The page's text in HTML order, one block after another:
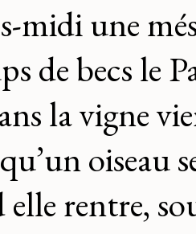
midi une
de becs le
la vigne
oiseau
rentre,